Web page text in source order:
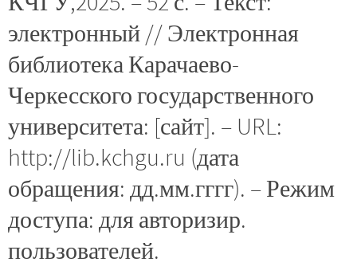
электронный // Электронная
библиотека Карачаево-
Черкесского государственного
университета: [сайт]. – URL:
http://lib.kchgu.ru (дата
обращения: дд.мм.гггг). – Режим
доступа: для авторизир.
пользователей.